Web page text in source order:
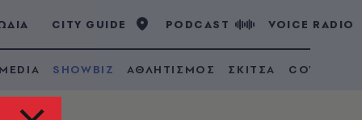
CITY GUIDE PODCAST VOICE RADIO
SHOWBIZ ΑΘΛΗΤΙΣΜΟΣ ΣΚΙΤΣΑ COVID 19